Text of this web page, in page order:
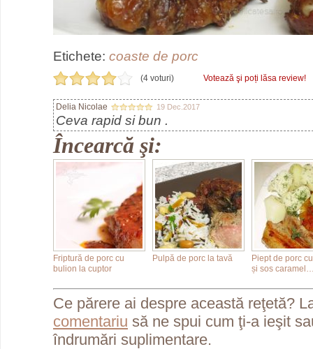
Etichete: coaste de porc
(4 voturi) Votează şi poți lăsa review!
Delia Nicolae 19 Dec.2017
Ceva rapid si bun .
Încearcă şi:
Friptură de porc cu
bulion la cuptor
Pulpă de porc la tavă
Piept de porc
și sos
Ce părere ai despre această reţetă?
comentariu să ne spui cum ţi-a ieşit
îndrumări suplimentare.